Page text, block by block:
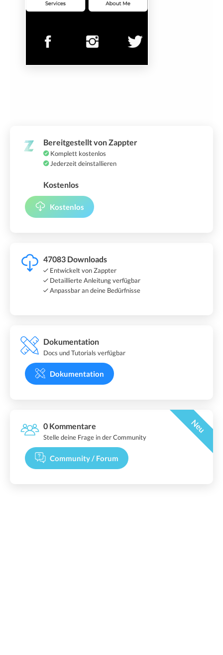
Bereitgestellt von Zappter
Komplett kostenlos
Jederzeit deinstallieren
Kostenlos
Kostenlos
47083 Downloads
Entwickelt von Zappter
Detaillierte Anleitung verfügbar
Anpassbar an deine Bedürfnisse
Dokumentation
Docs und Tutorials verfügbar
Dokumentation
0 Kommentare Neu
Stelle deine Frage in der Community
Community / Forum